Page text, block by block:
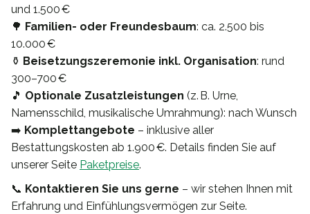
und 1.500 €
🌳 Familien- oder Freundesbaum: ca. 2.500 bis
10.000 €
⚱️ Beisetzungszeremonie inkl. Organisation: rund
300–700 €
🎵 Optionale Zusatzleistungen (z. B. Urne,
Namensschild, musikalische Umrahmung): nach Wunsch
➡️ Komplettangebote – inklusive aller
Bestattungskosten ab 1.900 €. Details finden Sie auf
unserer Seite Paketpreise.
📞 Kontaktieren Sie uns gerne – wir stehen Ihnen mit
Erfahrung und Einfühlungsvermögen zur Seite.